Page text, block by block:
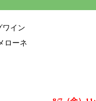
ワイン
ローネ